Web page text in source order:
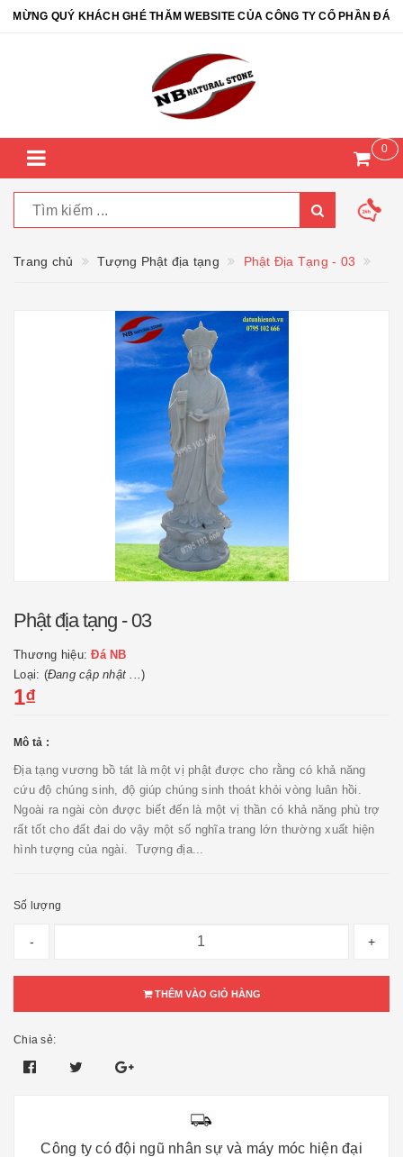
QUÝ KHÁCH GHÉ THĂM WEBSITE CỦA CÔNG TY CỔ PHẦN ĐÁ
0
Trang chủ Tượng Phật địa tạng Phật Địa Tạng - 03
Phật địa tạng - 03
Thương hiệu:Đá NB
Loại: (Đang cập nhật ...)
1₫
Mô tả :
Địa tạng vương bồ tát là một vị phật được cho rằng có khả năng
cứu độ chúng sinh, độ giúp chúng sinh thoát khỏi vòng luân hồi.
Ngoài ra ngài còn được biết đến là một vị thần có khả năng phù trợ
rất tốt cho đất đai do vậy một số nghĩa trang lớn thường xuất hiện
hình tượng của ngài. Tượng địa...
Số lượng
- +
THÊM VÀO GIỎ HÀNG
Chia sẻ:
Công ty có đội ngũ nhân sự và máy móc hiện đại